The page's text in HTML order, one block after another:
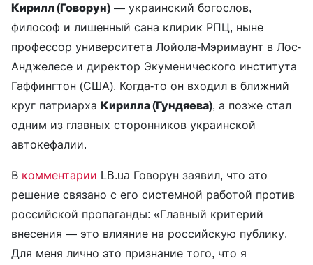
Кирилл (Говорун) — украинский богослов,
философ и лишенный сана клирик РПЦ, ныне
профессор университета Лойола-Мэримаунт в Лос-
Анджелесе и директор Экуменического института
Гаффингтон (США). Когда-то он входил в ближний
круг патриарха Кирилла (Гундяева), а позже стал
одним из главных сторонников украинской
автокефалии.
В комментарии LB.ua Говорун заявил, что это
решение связано с его системной работой против
российской пропаганды: «Главный критерий
внесения — это влияние на российскую публику.
Для меня лично это признание того, что я